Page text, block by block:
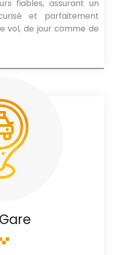
fiables, assurant un
et parfaitement
vol, de jour comme de